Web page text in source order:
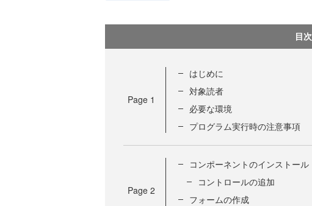
目次
Page 1
はじめに
対象読者
必要な環境
プログラム実行時の注意事項
Page 2
コンポーネントのインストール
コントロールの追加
フォームの作成